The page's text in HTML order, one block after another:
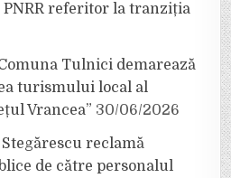
referitor la tranziția
Tulnici demarează
turismului local al
Vrancea” 30/06/2026
reclamă
de către personalul